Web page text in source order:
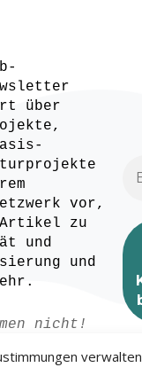
verwalten
über
vor,
zu
und
und
nicht!